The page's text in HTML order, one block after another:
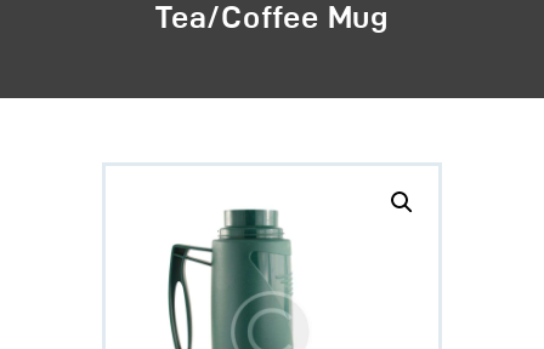
Tea/Coffee Mug